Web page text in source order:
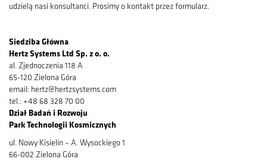
udzielą nasi konsultanci. Prosimy o kontakt przez formularz.
Siedziba Główna
Hertz Systems Ltd Sp. z o. o.
al. Zjednoczenia 118 A
65-120 Zielona Góra
email: hertz@hertzsystems.com
tel.: +48 68 328 70 00
Dział Badań i Rozwoju
Park Technologii Kosmicznych
ul. Nowy Kisielin – A. Wysockiego 1
66-002 Zielona Góra